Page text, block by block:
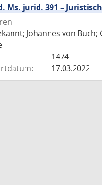
Ms. jurid. 391 –
Johannes von
1474
17.03.2022